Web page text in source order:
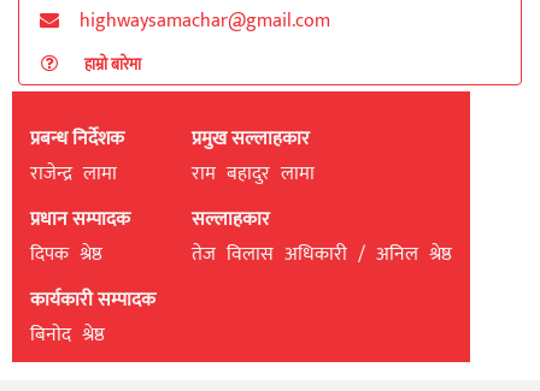
highwaysamachar@gmail.com
हाम्रो बारेमा
प्रबन्ध निर्देशक
राजेन्द्र लामा
प्रधान सम्पादक
दिपक श्रेष्ठ
कार्यकारी सम्पादक
बिनाेद श्रेष्ठ
प्रमुख सल्लाहकार
राम बहादुर लामा
सल्लाहकार
तेज विलास अधिकारी / अनिल श्रेष्ठ